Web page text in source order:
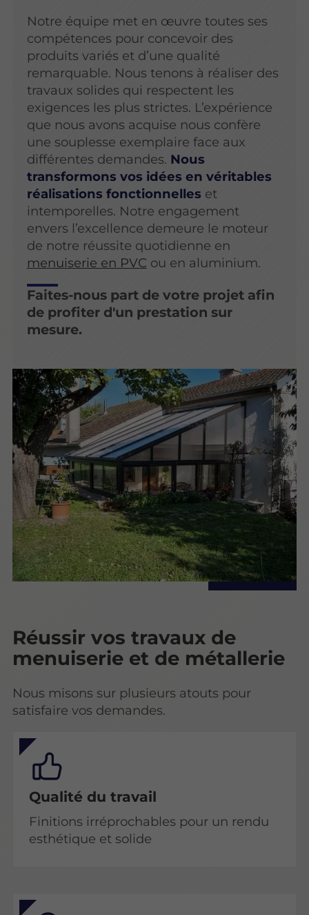
Notre équipe met en œuvre toutes ses
compétences pour concevoir des
produits variés et d’une qualité
remarquable. Nous tenons à réaliser des
travaux solides qui respectent les
exigences les plus strictes. L’expérience
que nous avons acquise nous confère
une souplesse exemplaire face aux
différentes demandes. Nous
transformons vos idées en véritables
réalisations fonctionnelles et
intemporelles. Notre engagement
envers l’excellence demeure le moteur
de notre réussite quotidienne en
menuiserie en PVC ou en aluminium.
Faites-nous part de votre projet afin
de profiter d'un prestation sur
mesure.
Réussir vos travaux de
menuiserie et de métallerie
Nous misons sur plusieurs atouts pour
satisfaire vos demandes.
Qualité du travail
Finitions irréprochables pour un rendu
esthétique et solide